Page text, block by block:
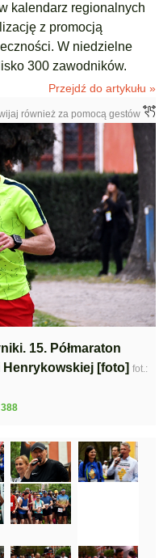
kalendarz regionalnych
z promocją
W niedzielne
300 zawodników.
Przejdź do artykułu »
również za pomocą gestów
15. Półmaraton
Henrykowskiej [foto] fot.: